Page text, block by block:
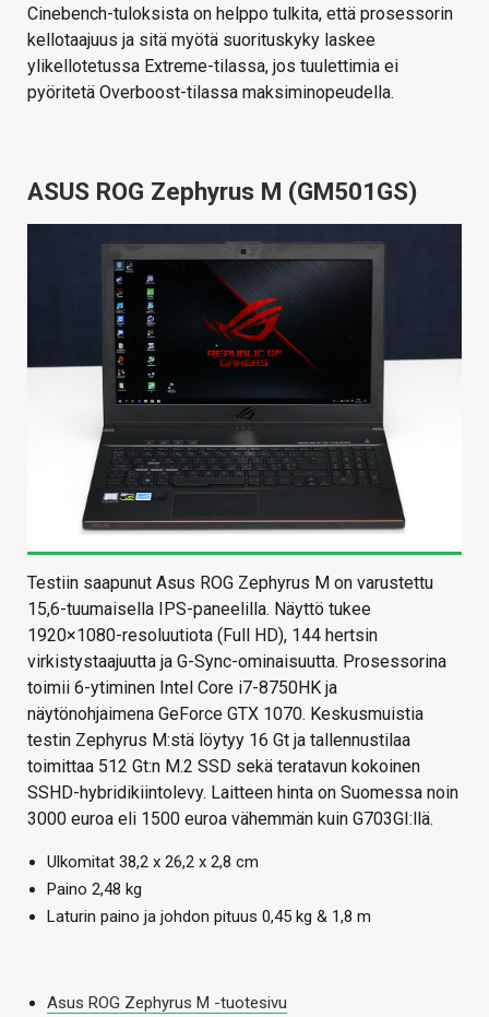
Cinebench-tuloksista on helppo tulkita, että prosessorin
kellotaajuus ja sitä myötä suorituskyky laskee
ylikellotetussa Extreme-tilassa, jos tuulettimia ei
pyöritetä Overboost-tilassa maksiminopeudella.
ASUS ROG Zephyrus M (GM501GS)
Testiin saapunut Asus ROG Zephyrus M on varustettu
15,6-tuumaisella IPS-paneelilla. Näyttö tukee
1920×1080-resoluutiota (Full HD), 144 hertsin
virkistystaajuutta ja G-Sync-ominaisuutta. Prosessorina
toimii 6-ytiminen Intel Core i7-8750HK ja
näytönohjaimena GeForce GTX 1070. Keskusmuistia
testin Zephyrus M:stä löytyy 16 Gt ja tallennustilaa
toimittaa 512 Gt:n M.2 SSD sekä teratavun kokoinen
SSHD-hybridikiintolevy. Laitteen hinta on Suomessa noin
3000 euroa eli 1500 euroa vähemmän kuin G703GI:llä.
Ulkomitat 38,2 x 26,2 x 2,8 cm
Paino 2,48 kg
Laturin paino ja johdon pituus 0,45 kg & 1,8 m
Asus ROG Zephyrus M -tuotesivu